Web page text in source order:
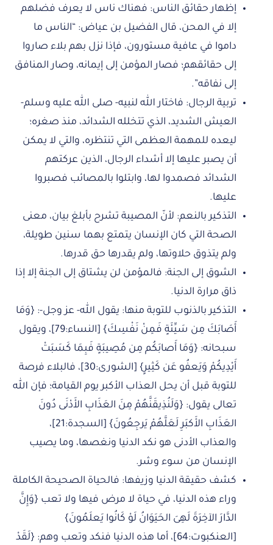
إظهار حقائق الناس: فهناك ناس لا يعرف فضلهم
إلا في المحن، قال الفضيل بن عياض: “الناس ما
داموا في عافية مستورون، فإذا نزل بهم بلاء صاروا
إلى حقائقهم؛ فصار المؤمن إلى إيمانه، وصار المنافق
إلى نفاقه”.
تربية الرجال: فاختار الله لنبيه- صلى الله عليه وسلم-
العيش الشديد، الذي تتخلله الشدائد، منذ صغره؛
ليعده للمهمة العظمى التي تنتظره، والتي لا يمكن
أن يصبر عليها إلا أشداء الرجال، الذين عركتهم
الشدائد فصمدوا لها، وابتلوا بالمصائب فصبروا
عليها.
التذكير بالنعم: لأنّ المصيبة تشرح بأبلغ بيان، معنى
الصحة التي كان الإنسان يتمتع بهما سنين طويلة،
ولم يتذوق حلاوتها، ولم يقدرها حق قدرها.
الشوق إلى الجنة: فالمؤمن لن يشتاق إلى الجنة إلا إذا
ذاق مرارة الدنيا.
التذكير بالذنوب للتوبة منها: يقول الله- عز وجل-: {وَمَا
أَصَابَكَ مِن سَيِّئَةٍ فَمِنْ نَفْسِكَ} [النساء:79]، ويقول
سبحانه: {وَمَا أَصابَكُم مِن مُصِيبَةٍ فَبِمَا كَسَبَتْ
أَيْدِيكُمْ وَيَعفُو عَن كَثِيرٍ} [الشورى:30]، فالبلاء فرصة
للتوبة قبل أن يحل العذاب الأكبر يوم القيامة؛ فإن الله
تعالى يقول: {وَلَنُذِيقَنَّهُمْ مِنَ العَذَابِ الأَدْنَى دُونَ
العَذَابِ الأَكبَرِ لَعَلَّهُمْ يَرجِعُونَ} [السجدة:21]،
والعذاب الأدنى هو نكد الدنيا ونغصها، وما يصيب
الإنسان من سوء وشر.
كشف حقيقة الدنيا وزيفها: فالحياة الصحيحة الكاملة
وراء هذه الدنيا، في حياة لا مرض فيها ولا تعب {وَإِنَّ
الدَّارَ الآخِرَةَ لَهِىَ الحَيَوَانُ لَوْ كَانُوا يَعلَمُونَ}
[العنكبوت:64]، أما هذه الدنيا فنكد وتعب وهم: {لَقَدْ